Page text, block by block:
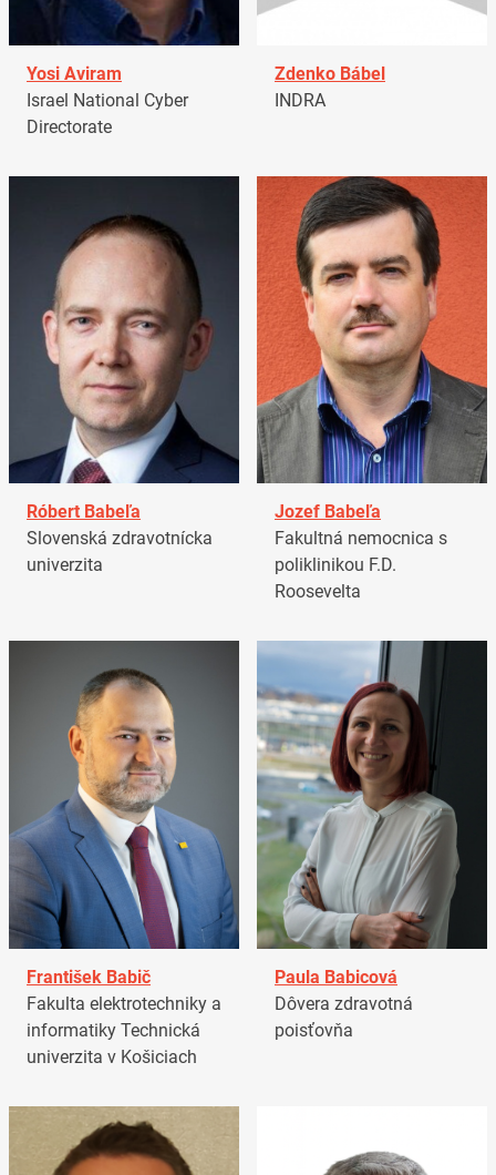
Yosi Aviram
Israel National Cyber
Directorate
Zdenko Bábel
INDRA
Róbert Babeľa
Slovenská zdravotnícka
univerzita
Jozef Babeľa
Fakultná nemocnica s
poliklinikou F.D.
Roosevelta
František Babič
Fakulta elektrotechniky a
informatiky Technická
univerzita v Košiciach
Paula Babicová
Dôvera zdravotná
poisťovňa